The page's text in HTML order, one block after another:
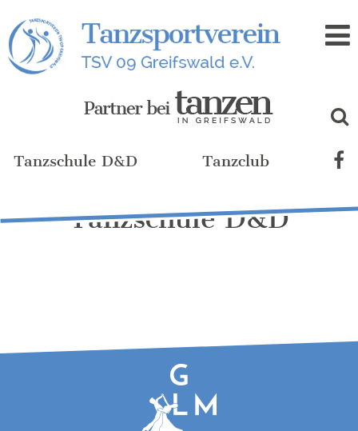
Zum
Inhalt
Tanzschule D&D Tanzclub
Tanzschule D&D